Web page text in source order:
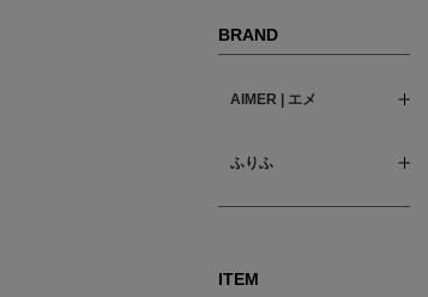
BRAND
AIMER | エメ
ふりふ
ITEM